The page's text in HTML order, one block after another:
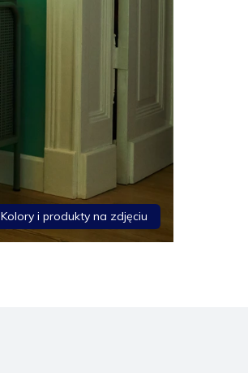
Kolory i produkty na zdjęciu